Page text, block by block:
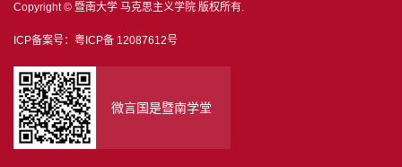
Copyright © 暨南大学 马克思主义学院 版权所有.
ICP备案号：粤ICP备 12087612号
微言国是暨南学堂